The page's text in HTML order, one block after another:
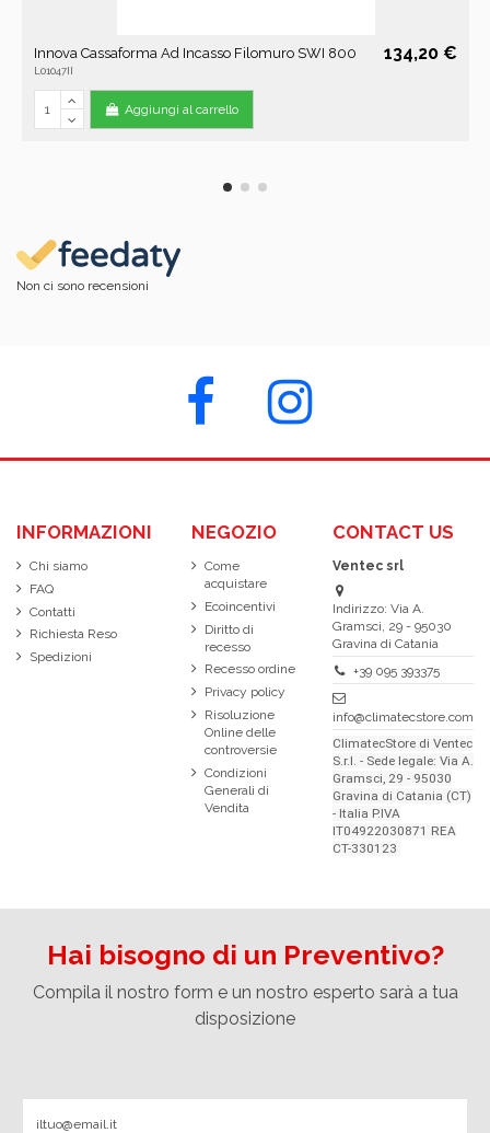
Innova Cassaforma Ad Incasso Filomuro SWI 800
L01047II
134,20 €
Aggiungi al carrello
Non ci sono recensioni
INFORMAZIONI
Chi siamo
FAQ
Contatti
Richiesta Reso
Spedizioni
NEGOZIO
Come
acquistare
Ecoincentivi
Diritto di
recesso
Recesso ordine
Privacy policy
Risoluzione
Online delle
controversie
Condizioni
Generali di
Vendita
CONTACT US
Ventec srl
Indirizzo: Via A.
Gramsci, 29 - 95030
Gravina di Catania
+39 095 393375
info@climatecstore.com
ClimatecStore di Ventec
S.r.l. - Sede legale: Via A.
Gramsci, 29 - 95030
Gravina di Catania (CT)
- Italia P.IVA
IT04922030871 REA
CT-330123
Hai bisogno di un Preventivo?
Compila il nostro form e un nostro esperto sarà a tua
disposizione